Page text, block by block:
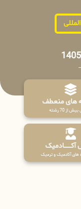
های منعطف
از 70 رشته
های آکادمیک و ترمیک